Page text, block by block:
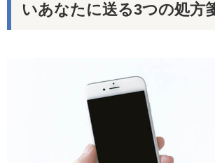
いあなたに送る3つの処方